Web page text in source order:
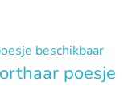
poesje